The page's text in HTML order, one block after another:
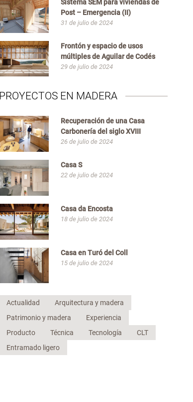
Sistema SEM para viviendas de
Post – Emergencia (II)
31 de julio de 2024
Frontón y espacio de usos
múltiples de Aguilar de Codés
29 de julio de 2024
PROYECTOS EN MADERA
Recuperación de una Casa
Carbonería del siglo XVIII
26 de julio de 2024
Casa S
22 de julio de 2024
Casa da Encosta
18 de julio de 2024
Casa en Turó del Coll
15 de julio de 2024
Actualidad
Arquitectura y madera
Patrimonio y madera
Experiencia
Producto
Técnica Tecnología
CLT
Entramado ligero